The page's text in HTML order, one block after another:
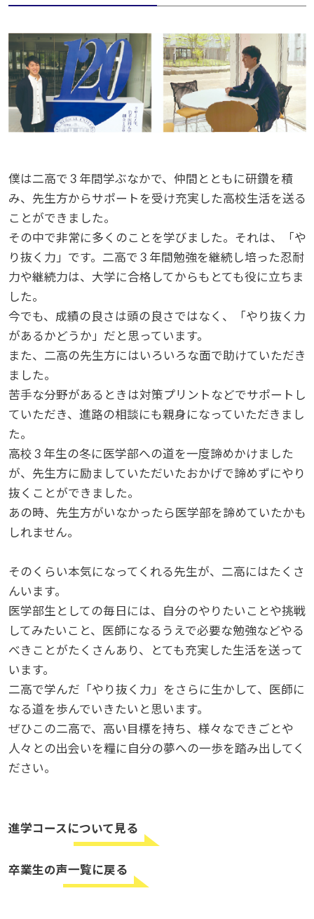
僕は二高で 3 年間学ぶなかで、仲間とともに研鑽を積
み、先生方からサポートを受け充実した高校生活を送る
ことができました。
その中で非常に多くのことを学びました。それは、「や
り抜く力」です。二高で 3 年間勉強を継続し培った忍耐
力や継続力は、大学に合格してからもとても役に立ちま
した。
今でも、成績の良さは頭の良さではなく、「やり抜く力
があるかどうか」だと思っています。
また、二高の先生方にはいろいろな面で助けていただき
ました。
苦手な分野があるときは対策プリントなどでサポートし
ていただき、進路の相談にも親身になっていただきまし
た。
高校 3 年生の冬に医学部への道を一度諦めかけました
が、先生方に励ましていただいたおかげで諦めずにやり
抜くことができました。
あの時、先生方がいなかったら医学部を諦めていたかも
しれません。
そのくらい本気になってくれる先生が、二高にはたくさ
んいます。
医学部生としての毎日には、自分のやりたいことや挑戦
してみたいこと、医師になるうえで必要な勉強などやる
べきことがたくさんあり、とても充実した生活を送って
います。
二高で学んだ「やり抜く力」をさらに生かして、医師に
なる道を歩んでいきたいと思います。
ぜひこの二高で、高い目標を持ち、様々なできごとや
人々との出会いを糧に自分の夢への一歩を踏み出してく
ださい。
進学コースについて見る
卒業生の声一覧に戻る